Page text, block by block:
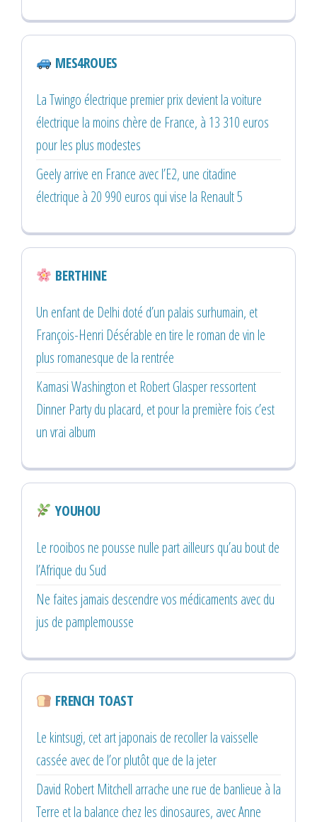
MES4ROUES
La Twingo électrique premier prix devient la voiture
électrique la moins chère de France, à 13 310 euros
pour les plus modestes
Geely arrive en France avec l’E2, une citadine
électrique à 20 990 euros qui vise la Renault 5
BERTHINE
Un enfant de Delhi doté d’un palais surhumain, et
François-Henri Désérable en tire le roman de vin le
plus romanesque de la rentrée
Kamasi Washington et Robert Glasper ressortent
Dinner Party du placard, et pour la première fois c’est
un vrai album
YOUHOU
Le rooibos ne pousse nulle part ailleurs qu’au bout de
l’Afrique du Sud
Ne faites jamais descendre vos médicaments avec du
jus de pamplemousse
FRENCH TOAST
Le kintsugi, cet art japonais de recoller la vaisselle
cassée avec de l’or plutôt que de la jeter
David Robert Mitchell arrache une rue de banlieue à la
Terre et la balance chez les dinosaures, avec Anne